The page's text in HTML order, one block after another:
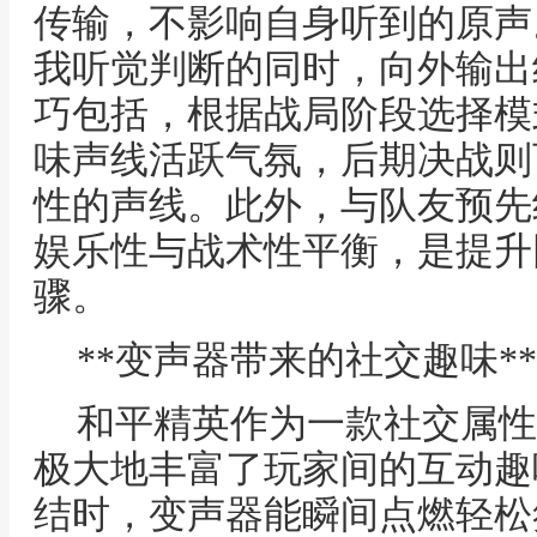
传输，不影响自身听到的原
我听觉判断的同时，向外输
巧包括，根据战局阶段选择
味声线活跃气氛，后期决战
性的声线。此外，与队友预
娱乐性与战术性平衡，是提
骤。
**变声器带来的社交趣味**
和平精英作为一款社交属
极大地丰富了玩家间的互动
结时，变声器能瞬间点燃轻